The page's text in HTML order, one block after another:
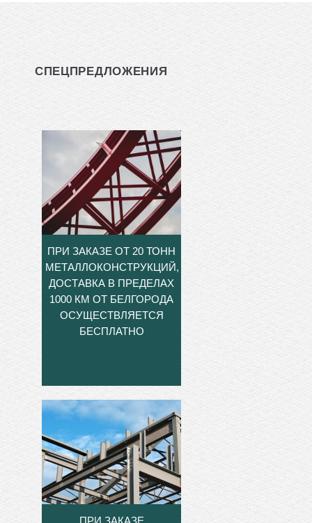
СПЕЦПРЕДЛОЖЕНИЯ
ПРИ ЗАКАЗЕ ОТ 20 ТОНН
МЕТАЛЛОКОНСТРУКЦИЙ,
ДОСТАВКА В ПРЕДЕЛАХ
1000 КМ ОТ БЕЛГОРОДА
ОСУЩЕСТВЛЯЕТСЯ
БЕСПЛАТНО